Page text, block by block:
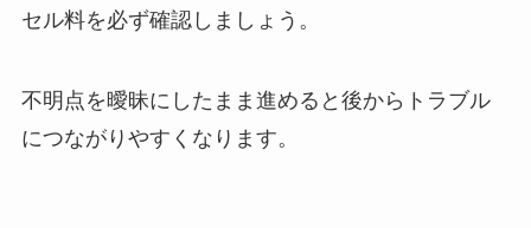
セル料を必ず確認しましょう。
不明点を曖昧にしたまま進めると後からトラブル
につながりやすくなります。